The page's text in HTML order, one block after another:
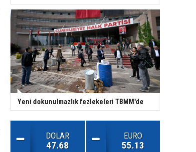
Yeni dokunulmazlık fezlekeleri TBMM'de
DOLAR
47.68
EURO
55.13